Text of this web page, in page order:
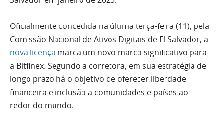
Oficialmente concedida na última terça-feira (11), pela
Comissão Nacional de Ativos Digitais de El Salvador, a
nova licença marca um novo marco significativo para
a Bitfinex. Segundo a corretora, em sua estratégia de
longo prazo há o objetivo de oferecer liberdade
financeira e inclusão a comunidades e países ao
redor do mundo.